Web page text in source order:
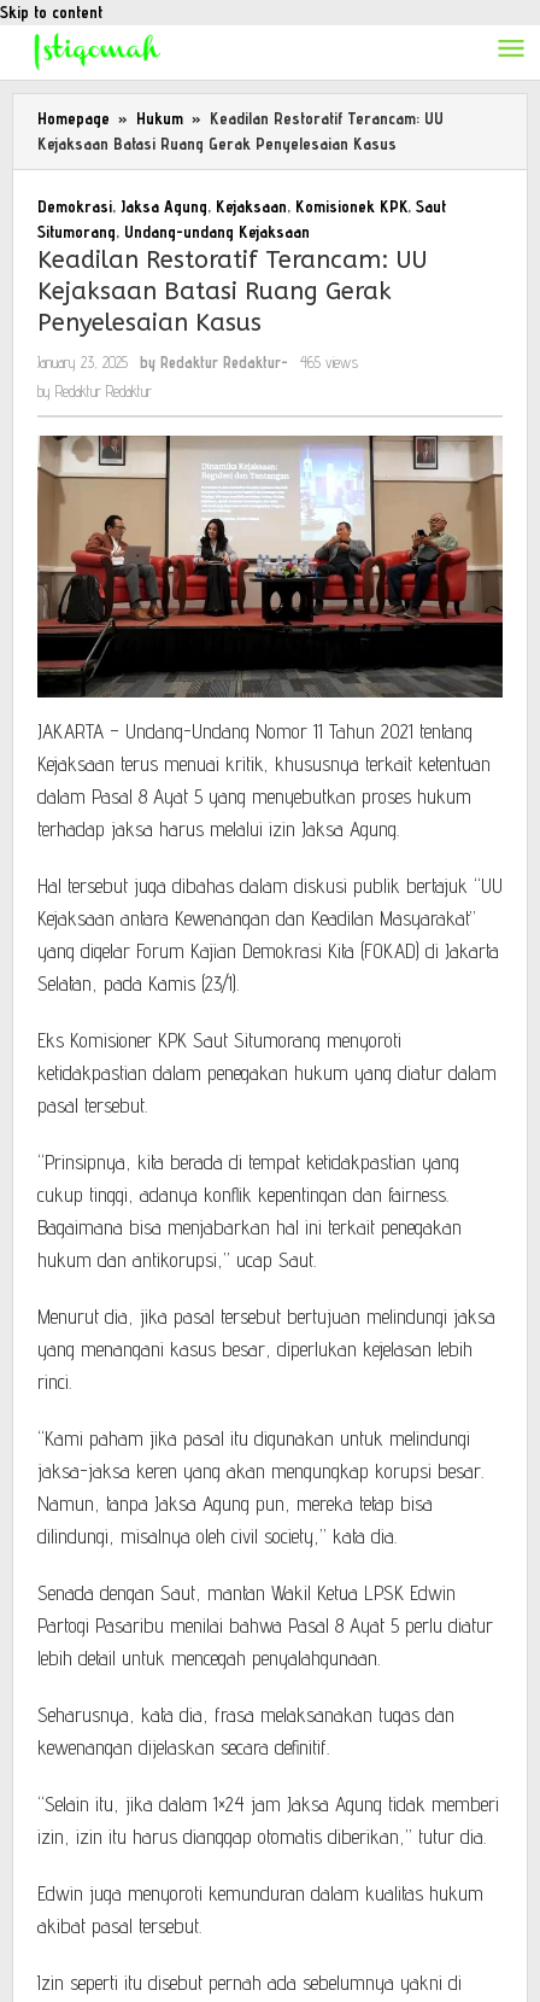
Skip to content
Homepage » Hukum » Keadilan Restoratif Terancam: UU
Kejaksaan Batasi Ruang Gerak Penyelesaian Kasus
Demokrasi, Jaksa Agung, Kejaksaan, Komisionek KPK, Saut
Situmorang, Undang-undang Kejaksaan
Keadilan Restoratif Terancam: UU
Kejaksaan Batasi Ruang Gerak
Penyelesaian Kasus
January 23, 2025 by Redaktur Redaktur-
465 views
by Redaktur Redaktur
JAKARTA – Undang-Undang Nomor 11 Tahun 2021 tentang
Kejaksaan terus menuai kritik, khususnya terkait ketentuan
dalam Pasal 8 Ayat 5 yang menyebutkan proses hukum
terhadap jaksa harus melalui izin Jaksa Agung.
Hal tersebut juga dibahas dalam diskusi publik bertajuk “UU
Kejaksaan antara Kewenangan dan Keadilan Masyarakat”
yang digelar Forum Kajian Demokrasi Kita (FOKAD) di Jakarta
Selatan, pada Kamis (23/1).
Eks Komisioner KPK Saut Situmorang menyoroti
ketidakpastian dalam penegakan hukum yang diatur dalam
pasal tersebut.
“Prinsipnya, kita berada di tempat ketidakpastian yang
cukup tinggi, adanya konflik kepentingan dan fairness.
Bagaimana bisa menjabarkan hal ini terkait penegakan
hukum dan antikorupsi,” ucap Saut.
Menurut dia, jika pasal tersebut bertujuan melindungi jaksa
yang menangani kasus besar, diperlukan kejelasan lebih
rinci.
“Kami paham jika pasal itu digunakan untuk melindungi
jaksa-jaksa keren yang akan mengungkap korupsi besar.
Namun, tanpa Jaksa Agung pun, mereka tetap bisa
dilindungi, misalnya oleh civil society,” kata dia.
Senada dengan Saut, mantan Wakil Ketua LPSK Edwin
Partogi Pasaribu menilai bahwa Pasal 8 Ayat 5 perlu diatur
lebih detail untuk mencegah penyalahgunaan.
Seharusnya, kata dia, frasa melaksanakan tugas dan
kewenangan dijelaskan secara definitif.
“Selain itu, jika dalam 1×24 jam Jaksa Agung tidak memberi
izin, izin itu harus dianggap otomatis diberikan,” tutur dia.
Edwin juga menyoroti kemunduran dalam kualitas hukum
akibat pasal tersebut.
Izin seperti itu disebut pernah ada sebelumnya yakni di